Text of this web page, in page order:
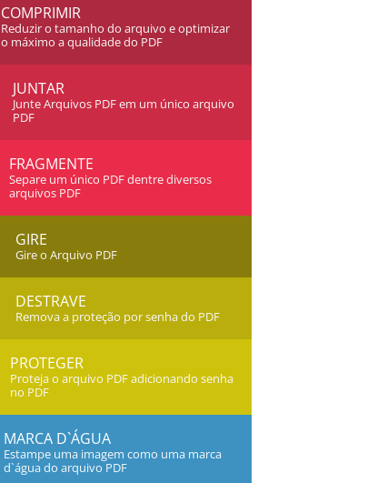
COMPRIMIR
Reduzir o tamanho do arquivo e optimizar
o máximo a qualidade do PDF
JUNTAR
Junte Arquivos PDF em um único arquivo
PDF
FRAGMENTE
Separe um único PDF dentre diversos
arquivos PDF
GIRE
Gire o Arquivo PDF
DESTRAVE
Remova a proteção por senha do PDF
PROTEGER
Proteja o arquivo PDF adicionando senha
no PDF
MARCA D`ÁGUA
Estampe uma imagem como uma marca
d`água do arquivo PDF